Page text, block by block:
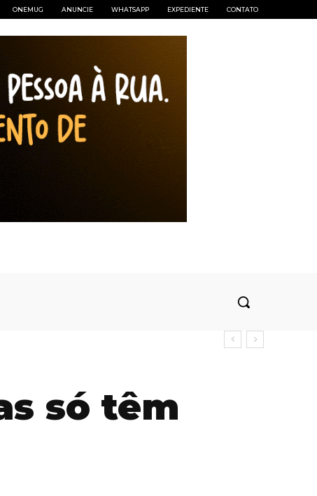
ONEMUG ANUNCIE WHATSAPP EXPEDIENTE CONTATO
só têm